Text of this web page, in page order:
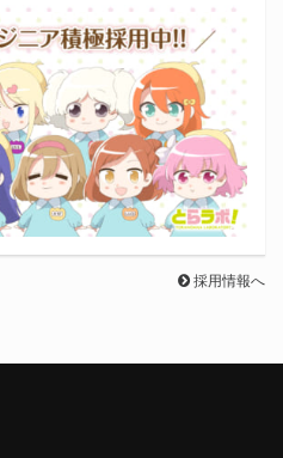
採用情報へ